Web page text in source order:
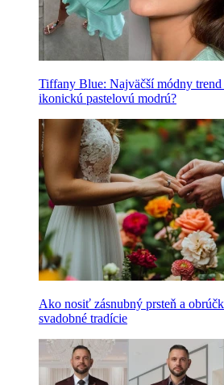
Tiffany Blue: Najväčší módny
ikonickú pastelovú modrú?
Ako nosiť zásnubný prsteň a
svadobné tradície